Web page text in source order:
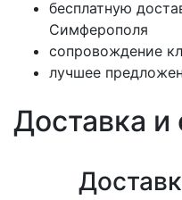
бесплатную
Симферополя
сопровождение
лучшее
Доставка и